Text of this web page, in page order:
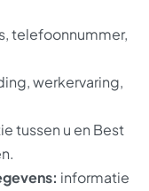
telefoonnummer,
werkervaring,
tussen u en Best
informatie